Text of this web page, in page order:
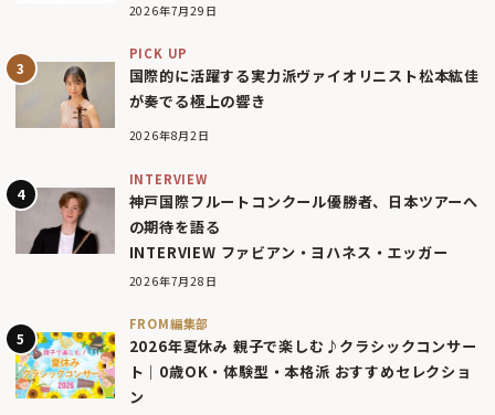
2026年7月29日
PICK UP
国際的に活躍する実力派ヴァイオリニスト松本紘佳
が奏でる極上の響き
2026年8月2日
INTERVIEW
神戸国際フルートコンクール優勝者、日本ツアーへ
の期待を語る
INTERVIEW ファビアン・ヨハネス・エッガー
2026年7月28日
FROM編集部
2026年夏休み 親子で楽しむ♪クラシックコンサー
ト｜0歳OK・体験型・本格派 おすすめセレクショ
ン